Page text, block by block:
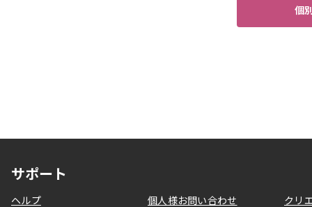
個
サポート
ヘルプ 個人様お問い合わせ
クリ